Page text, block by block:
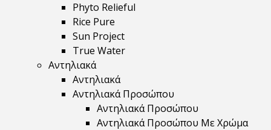
Phyto Relieful
Rice Pure
Sun Project
True Water
Αντηλιακά
Αντηλιακά
Αντηλιακά Προσώπου
Αντηλιακά Προσώπου
Αντηλιακά Προσώπου Με Χρώμα